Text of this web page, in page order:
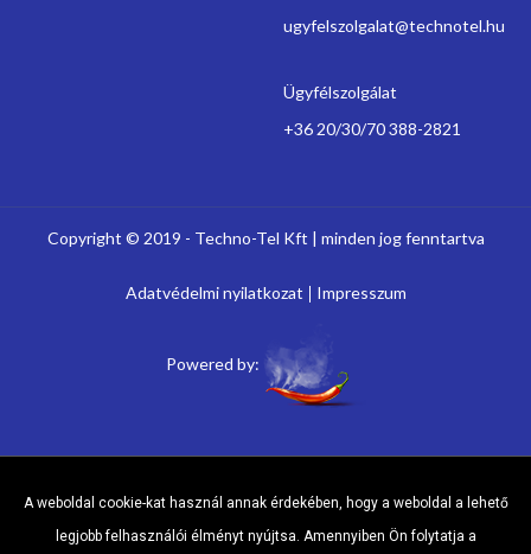
ugyfelszolgalat@technotel.hu
Ügyfélszolgálat
+36 20/30/70 388-2821
Copyright © 2019 - Techno-Tel Kft | minden jog fenntartva
Adatvédelmi nyilatkozat Impresszum
Powered by:
A weboldal cookie-kat használ annak érdekében, hogy a weboldal a lehető
legjobb felhasználói élményt nyújtsa. Amennyiben Ön folytatja a